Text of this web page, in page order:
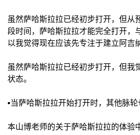
虽然萨哈斯拉拉已经初步打开，但从
段时间，萨哈斯拉拉才能完全打开，
以我觉得现在应该先专注于建立阿吉
虽然萨哈斯拉拉已经初步打开，但我
状态。
▪️当萨哈斯拉拉开始打开时，其他脉轮
本山博老师的关于萨哈斯拉拉的体验